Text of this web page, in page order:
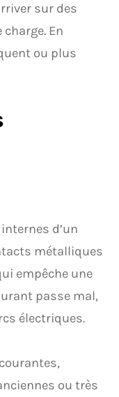
sur des
En
ou plus
d’un
métalliques
empêche une
passe mal,
électriques.
ou très